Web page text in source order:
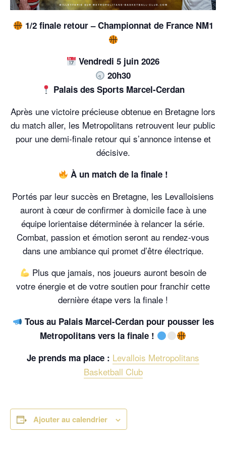
1/2 finale retour – Championnat de France NM1
Vendredi 5 juin 2026
20h30
Palais des Sports Marcel-Cerdan
Après une victoire précieuse obtenue en Bretagne lors
du match aller, les Metropolitans retrouvent leur public
pour une demi-finale retour qui s’annonce intense et
décisive.
À un match de la finale !
Portés par leur succès en Bretagne, les Levalloisiens
auront à cœur de confirmer à domicile face à une
équipe lorientaise déterminée à relancer la série.
Combat, passion et émotion seront au rendez-vous
dans une ambiance qui promet d’être électrique.
Plus que jamais, nos joueurs auront besoin de
votre énergie et de votre soutien pour franchir cette
dernière étape vers la finale !
Tous au Palais Marcel-Cerdan pour pousser les
Metropolitans vers la finale !
Je prends ma place : Levallois Metropolitans
Basketball Club
Ajouter au calendrier